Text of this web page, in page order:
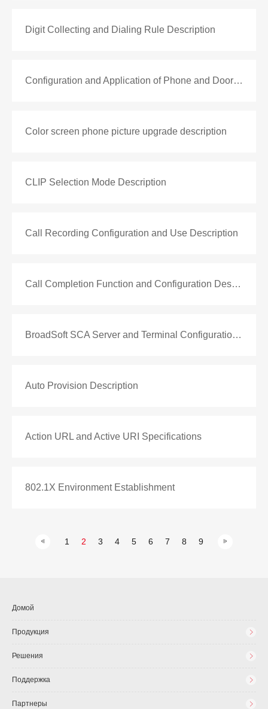
Digit Collecting and Dialing Rule Description
Configuration and Application of Phone and Door Control
Color screen phone picture upgrade description
CLIP Selection Mode Description
Call Recording Configuration and Use Description
Call Completion Function and Configuration Description
BroadSoft SCA Server and Terminal Configuration Description
Auto Provision Description
Action URL and Active URI Specifications
802.1X Environment Establishment
1 2 3 4 5 6 7 8 9
Домой
Продукция
Решения
Поддержка
Партнеры